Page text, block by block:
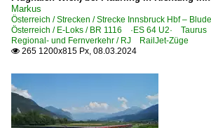
Markus
Österreich / Strecken / Strecke Innsbruck Hbf –
Österreich / E-Loks / BR 1116 ·ES 64 U2·
Regional- und Fernverkehr / RJ RailJet-Züge
 265 1200x815 Px, 08.03.2024